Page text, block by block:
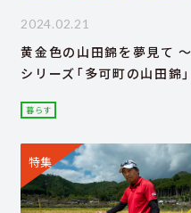
2024.02.21
黄金色の山田錦を夢見て ～
シリーズ「多可町の山田錦」
暮らす
特集